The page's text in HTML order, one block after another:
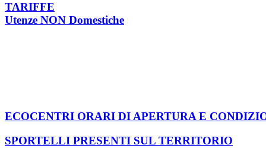
TARIFFE
Utenze NON Domestiche
ECOCENTRI ORARI DI APERTURA E
SPORTELLI PRESENTI SUL TERRITORIO